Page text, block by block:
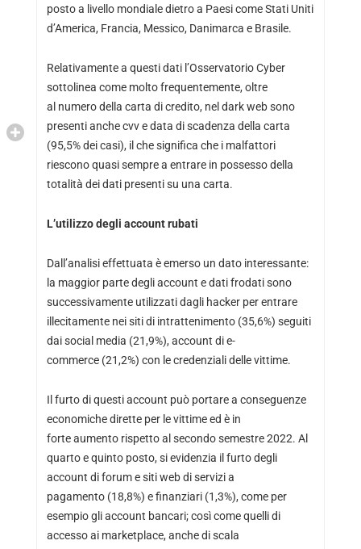
posto a livello mondiale dietro a Paesi come Stati Uniti
d’America, Francia, Messico, Danimarca e Brasile.
Relativamente a questi dati l’Osservatorio Cyber
sottolinea come molto frequentemente, oltre
al numero della carta di credito, nel dark web sono
presenti anche cvv e data di scadenza della carta
(95,5% dei casi), il che significa che i malfattori
riescono quasi sempre a entrare in possesso della
totalità dei dati presenti su una carta.
L’utilizzo degli account rubati
Dall’analisi effettuata è emerso un dato interessante:
la maggior parte degli account e dati frodati sono
successivamente utilizzati dagli hacker per entrare
illecitamente nei siti di intrattenimento (35,6%) seguiti
dai social media (21,9%), account di e-
commerce (21,2%) con le credenziali delle vittime.
Il furto di questi account può portare a conseguenze
economiche dirette per le vittime ed è in
forte aumento rispetto al secondo semestre 2022. Al
quarto e quinto posto, si evidenzia il furto degli
account di forum e siti web di servizi a
pagamento (18,8%) e finanziari (1,3%), come per
esempio gli account bancari; così come quelli di
accesso ai marketplace, anche di scala